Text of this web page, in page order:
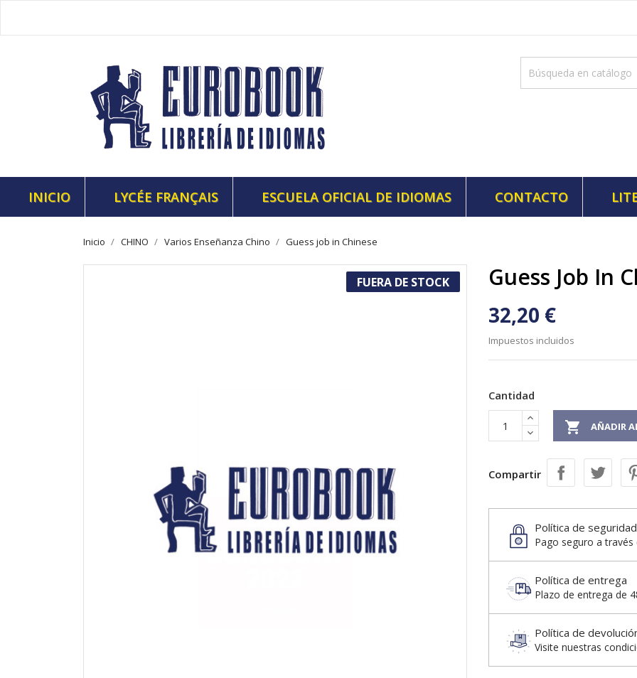
INICIO LYCÉE FRANÇAIS ESCUELA OFICIAL DE IDIOMAS CONTACTO
Inicio CHINO Varios Enseñanza Chino Guess job in Chinese
FUERA DE STOCK Guess Job In
32,20 €
Impuestos incluidos
Cantidad
 AÑADIR
Compartir
Política de seguridad
Pago seguro a través
Política de entrega
Plazo de entrega de
Política de
Visite nuestras